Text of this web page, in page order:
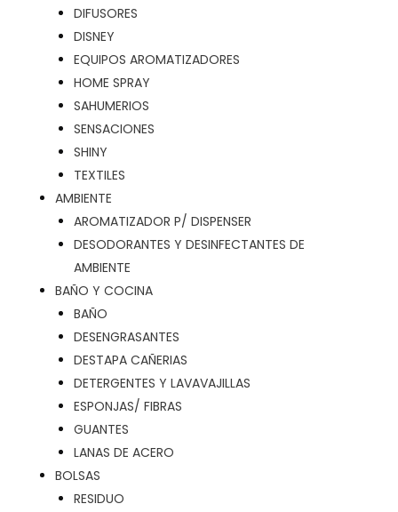
DIFUSORES
DISNEY
EQUIPOS AROMATIZADORES
HOME SPRAY
SAHUMERIOS
SENSACIONES
SHINY
TEXTILES
AMBIENTE
AROMATIZADOR P/ DISPENSER
DESODORANTES Y DESINFECTANTES DE
AMBIENTE
BAÑO Y COCINA
BAÑO
DESENGRASANTES
DESTAPA CAÑERIAS
DETERGENTES Y LAVAVAJILLAS
ESPONJAS/ FIBRAS
GUANTES
LANAS DE ACERO
BOLSAS
RESIDUO